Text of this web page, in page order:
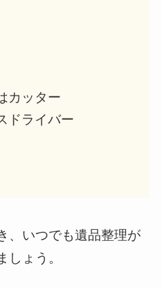
カッター
ドライバー
、いつでも遺品整理が
しょう。